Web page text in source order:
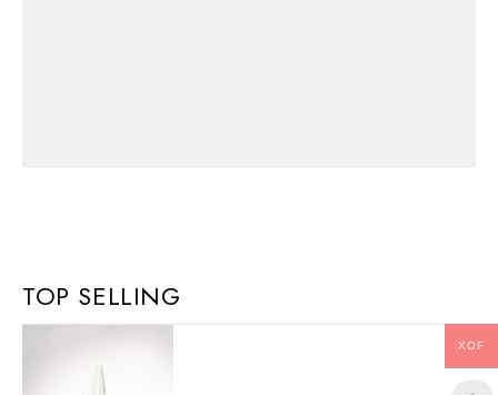
SHOP NOW
TOP SELLING
XOF